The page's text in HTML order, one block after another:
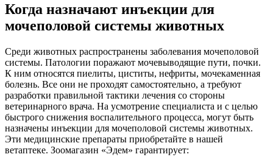
Когда назначают инъекции для
мочеполовой системы животных
Среди животных распространены заболевания мочеполовой
системы. Патологии поражают мочевыводящие пути, почки.
К ним относятся пиелиты, циститы, нефриты, мочекаменная
болезнь. Все они не проходят самостоятельно, а требуют
разработки правильной тактики лечения со стороны
ветеринарного врача. На усмотрение специалиста и с целью
быстрого снижения воспалительного процесса, могут быть
назначены инъекции для мочеполовой системы животных.
Эти медицинские препараты приобретайте в нашей
ветаптеке. Зоомагазин «Эдем» гарантирует: